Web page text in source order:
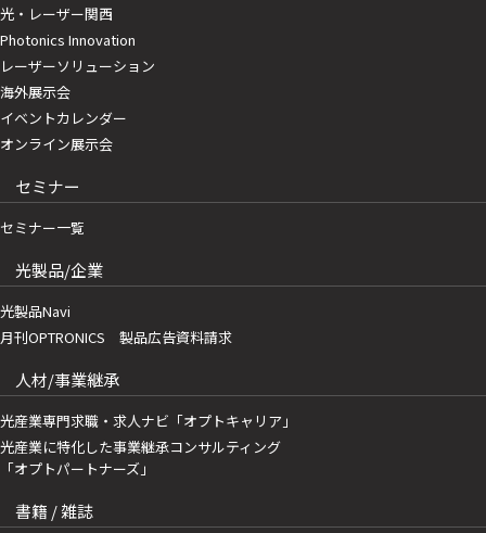
光・レーザー関西
Photonics Innovation
レーザーソリューション
海外展示会
イベントカレンダー
オンライン展示会
セミナー
セミナー一覧
光製品/企業
光製品Navi
月刊OPTRONICS 製品広告資料請求
人材/事業継承
光産業専門求職・求人ナビ「オプトキャリア」
光産業に特化した事業継承コンサルティング
「オプトパートナーズ」
書籍 / 雑誌